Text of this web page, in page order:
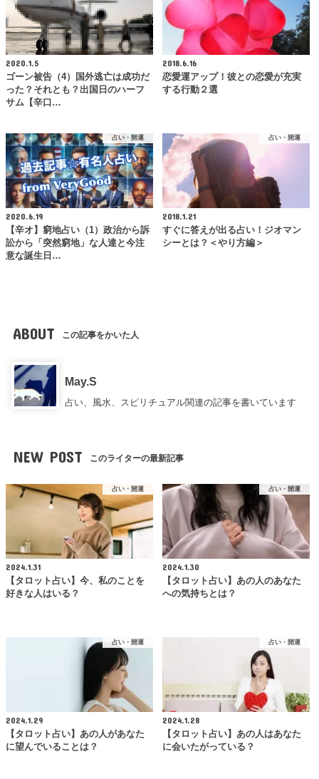
2020.1.5
ゴーン被告（4）国外逃亡は成功だ
った？それとも？出国日のハーフ
サム【辛口…
2018.6.16
恋愛運アップ！彼との恋愛が充実
する行動２選
占い・開運
2020.6.19
【辛オ】窮地占い（1）政治から訴
訟から「突然窮地」な人達と今注
意な誕生日…
占い・開運
2018.1.21
すぐに答えが出る占い！ジオマン
シーとは？＜やり方編＞
ABOUT この記事をかいた人
May.S
占い、風水、スピリチュアル関連の記事を書いています
NEW POST このライターの最新記事
占い・開運
2024.1.31
【タロット占い】今、私のことを
好きな人はいる？
占い・開運
2024.1.30
【タロット占い】あの人のあなた
への気持ちとは？
占い・開運
2024.1.29
【タロット占い】あの人があなた
に望んでいることは？
占い・開運
2024.1.28
【タロット占い】あの人はあなた
に会いたがっている？